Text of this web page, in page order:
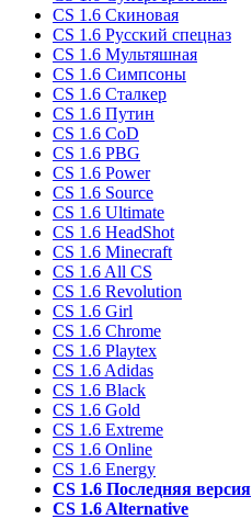
CS 1.6 Скиновая
CS 1.6 Русский спецназ
CS 1.6 Мультяшная
CS 1.6 Симпсоны
CS 1.6 Сталкер
CS 1.6 Путин
CS 1.6 CoD
CS 1.6 PBG
CS 1.6 Power
CS 1.6 Source
CS 1.6 Ultimate
CS 1.6 HeadShot
CS 1.6 Minecraft
CS 1.6 All CS
CS 1.6 Revolution
CS 1.6 Girl
CS 1.6 Chrome
CS 1.6 Playtex
CS 1.6 Adidas
CS 1.6 Black
CS 1.6 Gold
CS 1.6 Extreme
CS 1.6 Online
CS 1.6 Energy
CS 1.6 Последняя версия
CS 1.6 Alternative